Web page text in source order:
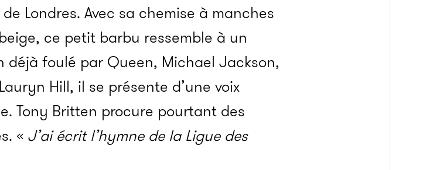
Londres. Avec sa chemise à manches
ce petit barbu ressemble à un
déjà foulé par Queen, Michael Jackson,
Hill, il se présente d’une voix
Tony Britten procure pourtant des
« J’ai écrit l’hymne de la Ligue des